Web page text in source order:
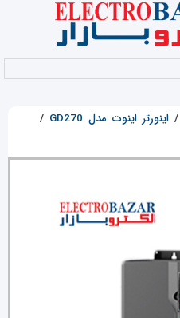
/ اینورتر اینوت مدل GD270
/